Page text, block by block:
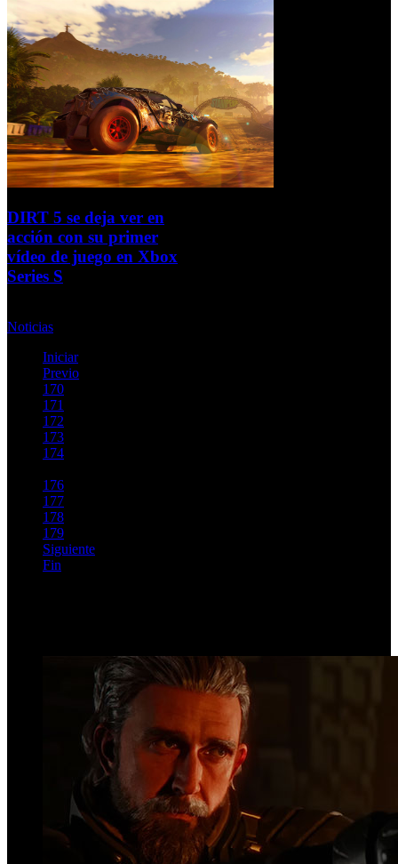
DIRT 5 se deja ver en
acción con su primer
vídeo de juego en Xbox
Series S
Noticias
Iniciar
Previo
170
171
172
173
174
176
177
178
179
Siguiente
Fin